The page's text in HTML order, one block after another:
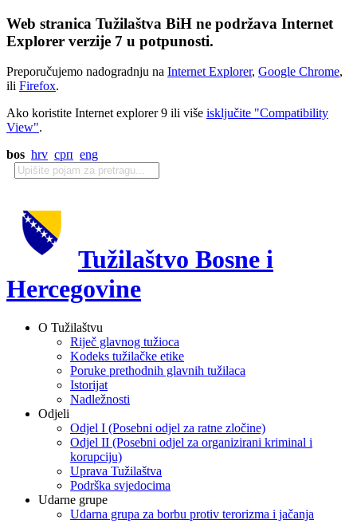
Web stranica Tužilaštva BiH ne podržava Internet
Explorer verzije 7 u potpunosti.
Preporučujemo nadogradnju na Internet Explorer, Google Chrome,
ili Firefox.
Ako koristite Internet explorer 9 ili više isključite "Compatibility
View".
bos hrv срп eng
Tužilaštvo Bosne i
Hercegovine
O Tužilaštvu
Riječ glavnog tužioca
Kodeks tužilačke etike
Poruke prethodnih glavnih tužilaca
Istorijat
Nadležnosti
Odjeli
Odjel I (Posebni odjel za ratne zločine)
Odjel II (Posebni odjel za organizirani kriminal i
korupciju)
Uprava Tužilaštva
Podrška svjedocima
Udarne grupe
Udarna grupa za borbu protiv terorizma i jačanja